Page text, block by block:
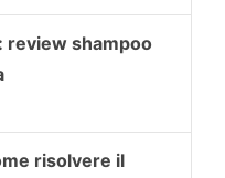
review shampoo
risolvere il